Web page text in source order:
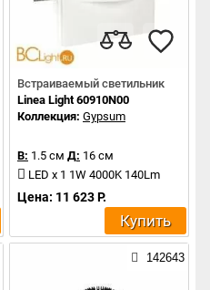
Встраиваемый светильник
Linea Light 60910N00
Коллекция: Gypsum
В: 1.5 см Д: 16 см
LED x 1 1W 4000K 140Lm
Цена: 11 623 Р.
Купить
142643